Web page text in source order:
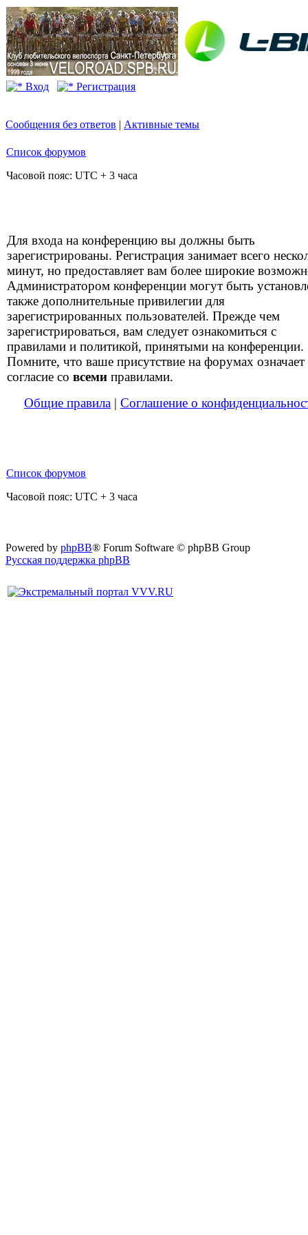
Вход Регистрация
Сообщения без ответов | Активные темы
Список форумов
Часовой пояс: UTC + 3 часа
Для входа на конференцию вы должны быть
зарегистрированы. Регистрация занимает всего
минут, но предоставляет вам более широкие
Администратором конференции могут быть
также дополнительные привилегии для
зарегистрированных пользователей. Прежде чем
зарегистрироваться, вам следует ознакомиться с
правилами и политикой, принятыми на конференции.
Помните, что ваше присутствие на форумах означает
согласие со всеми правилами.
Общие правила | Соглашение о
Список форумов
Часовой пояс: UTC + 3 часа
Powered by phpBB® Forum Software © phpBB Group
Русская поддержка phpBB